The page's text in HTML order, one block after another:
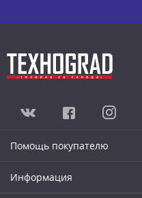
Помощь покупателю
Информация